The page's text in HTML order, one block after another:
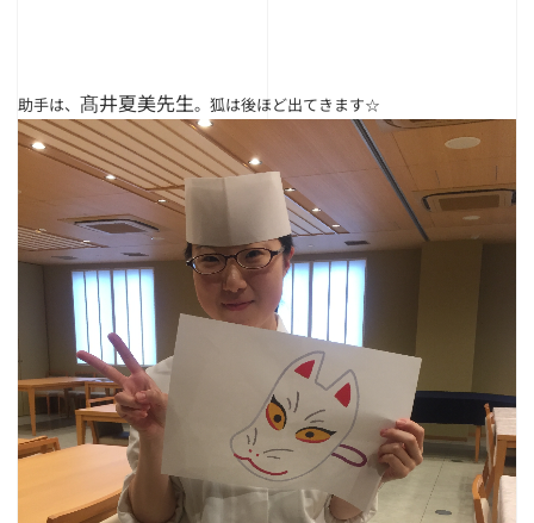
助手は、 髙井夏美先生。狐は後ほど出てきます☆